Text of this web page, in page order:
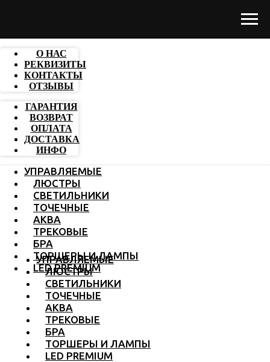
О НАС
РЕКВИЗИТЫ
КОНТАКТЫ
ОТЗЫВЫ
ГАРАНТИЯ
ВОЗВРАТ
ОПЛАТА
ДОСТАВКА
ИНФО
УПРАВЛЯЕМЫЕ
ЛЮСТРЫ
СВЕТИЛЬНИКИ
ТОЧЕЧНЫЕ
АКВА
ТРЕКОВЫЕ
БРА
ТОРШЕРЫ И ЛАМПЫ
LED PREMIUM
УПРАВЛЯЕМЫЕ
ЛЮСТРЫ
СВЕТИЛЬНИКИ
ТОЧЕЧНЫЕ
АКВА
ТРЕКОВЫЕ
БРА
ТОРШЕРЫ И ЛАМПЫ
LED PREMIUM